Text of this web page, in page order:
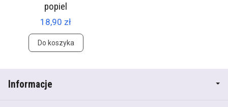
popiel
18,90 zł
Do koszyka
Informacje